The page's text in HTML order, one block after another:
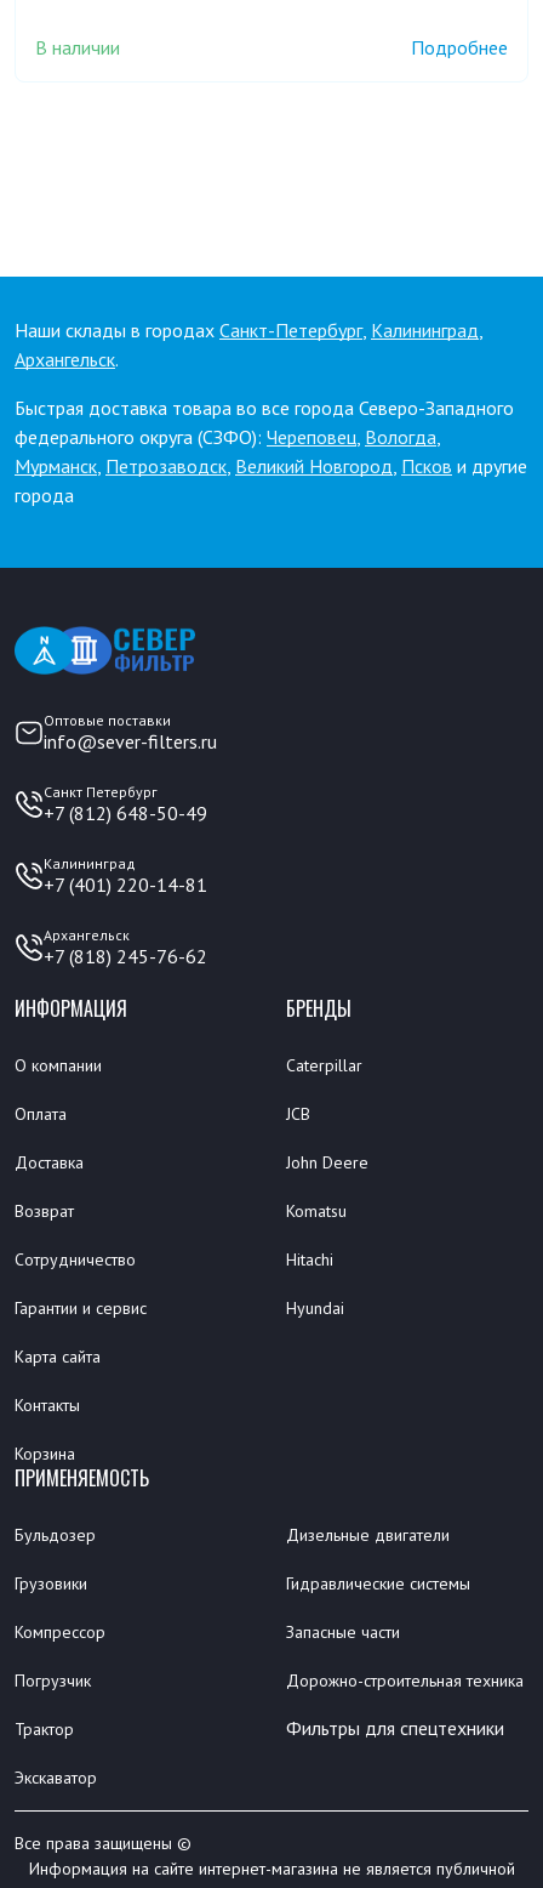
В наличии Подробнее
Наши склады в городах Санкт-Петербург, Калининград,
Архангельск.
Быстрая доставка товара во все города Северо-Западного
федерального округа (СЗФО): Череповец, Вологда,
Мурманск, Петрозаводск, Великий Новгород, Псков и другие
города
Оптовые поставки
info@sever-filters.ru
Санкт Петербург
+7 (812) 648-50-49
Калининград
+7 (401) 220-14-81
Архангельск
+7 (818) 245-76-62
ИНФОРМАЦИЯ
О компании
Оплата
Доставка
Возврат
Сотрудничество
Гарантии и сервис
Карта сайта
Контакты
Корзина
БРЕНДЫ
Caterpillar
JCB
John Deere
Komatsu
Hitachi
Hyundai
ПРИМЕНЯЕМОСТЬ
Бульдозер
Грузовики
Компрессор
Погрузчик
Трактор
Экскаватор
Дизельные двигатели
Гидравлические системы
Запасные части
Дорожно-строительная техника
Фильтры для спецтехники
Все права защищены ©
Информация на сайте интернет-магазина не является публичной